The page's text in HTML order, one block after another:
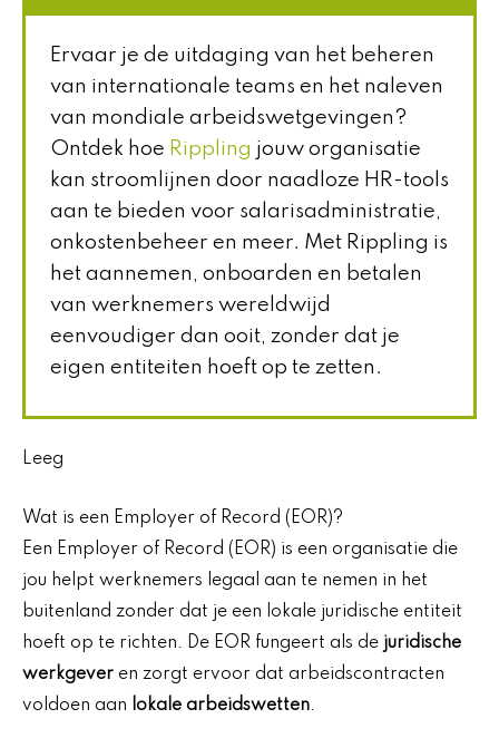
Ervaar je de uitdaging van het beheren
van internationale teams en het naleven
van mondiale arbeidswetgevingen?
Ontdek hoe Rippling jouw organisatie
kan stroomlijnen door naadloze HR-tools
aan te bieden voor salarisadministratie,
onkostenbeheer en meer. Met Rippling is
het aannemen, onboarden en betalen
van werknemers wereldwijd
eenvoudiger dan ooit, zonder dat je
eigen entiteiten hoeft op te zetten.
Leeg
Wat is een Employer of Record (EOR)?
Een Employer of Record (EOR) is een organisatie die
jou helpt werknemers legaal aan te nemen in het
buitenland zonder dat je een lokale juridische entiteit
hoeft op te richten. De EOR fungeert als de juridische
werkgever en zorgt ervoor dat arbeidscontracten
voldoen aan
lokale arbeidswetten.